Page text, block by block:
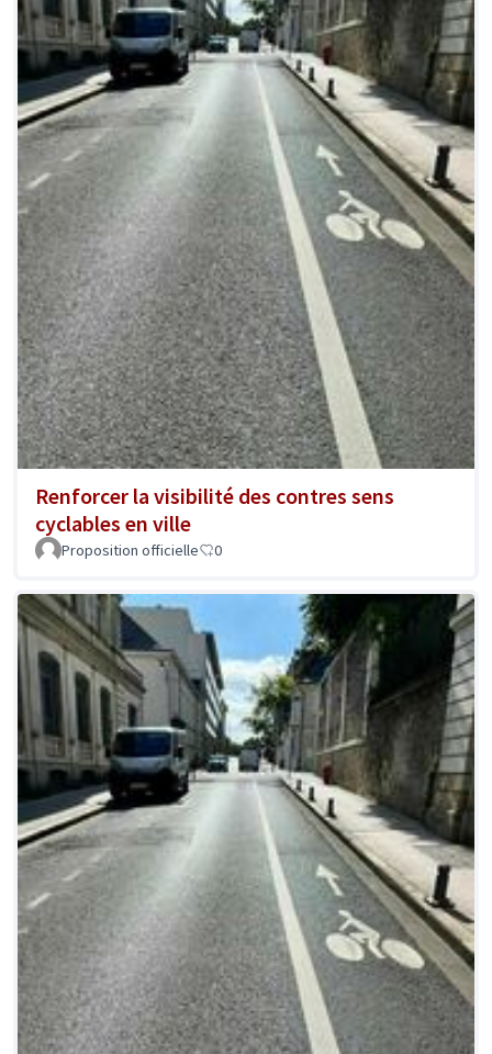
Renforcer la visibilité des contres sens
cyclables en ville
Proposition officielle 0